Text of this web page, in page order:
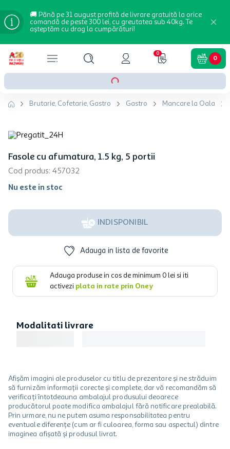
🚚 Până pe 31 august profită de livrare gratuită la orice
comandă de peste 300 lei, cu greutatea sub 40kg. Te
așteptăm cu drag la cumpărături!
0
0
Brutarie, Cofetarie, Gastro Gastro Mancare la Oala
Fasole cu afumatura, 1.5 kg, 5 portii
Cod produs: 457032
Nu este in stoc
INDISPONIBIL
Adauga in lista de favorite
Adauga produse in cos de minimum 0 lei si iti
activezi plata in rate prin Oney
Modalitati livrare
Afișăm imagini ale produselor cu titlu de prezentare și ne străduim
să furnizăm informații corecte și complete, dar vă recomandăm să
verificați întotdeauna ambalajul produsului deoarece
producătorul poate modifica ambalajul fără notificare prealabilă.
Prin urmare, nu ne putem asuma responsabilitatea pentru
eventuale diferențe (cum ar fi culoarea, forma sau aspectul) dintre
imaginea afișată și produsul livrat.